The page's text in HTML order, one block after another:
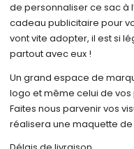
de personnaliser ce sac à
cadeau publicitaire pour
vont vite adopter, il est si
partout avec eux !
Un grand espace de
logo et même celui de
Faites nous parvenir vos
réalisera une maquette